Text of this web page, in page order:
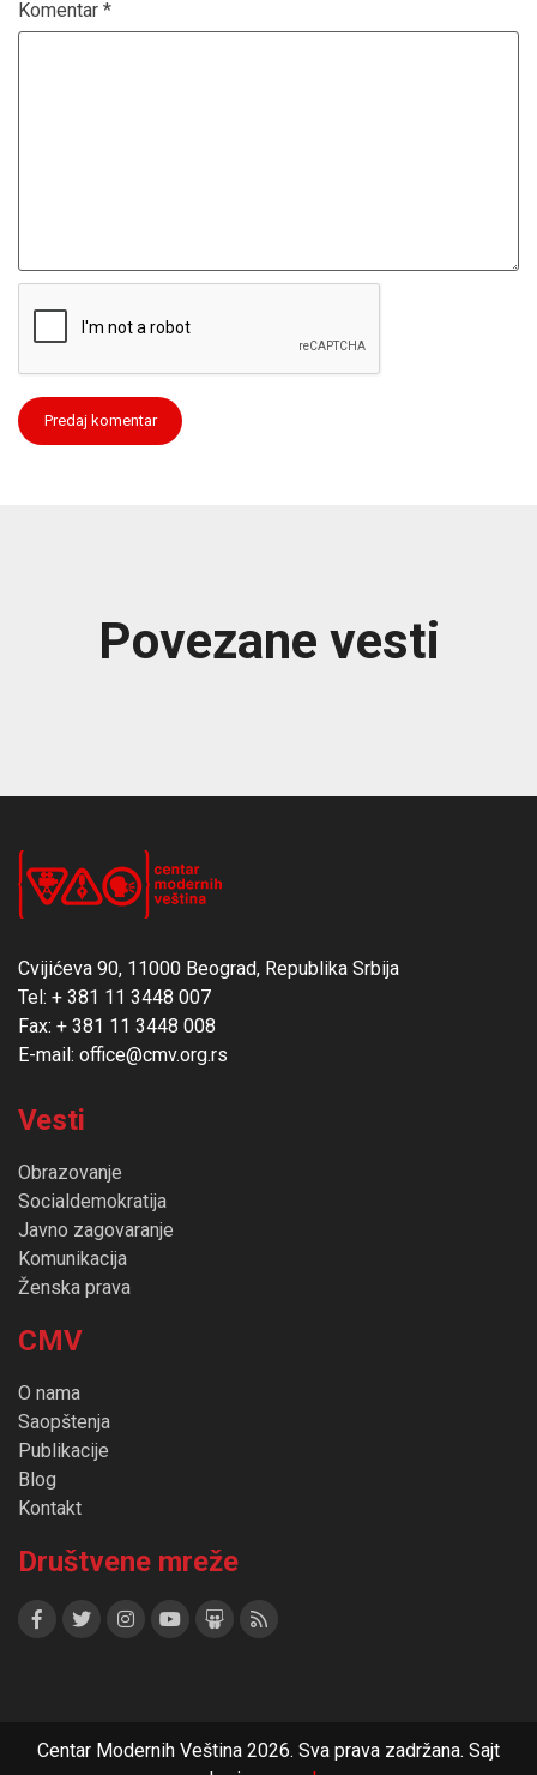
Komentar *
Povezane vesti
Cvijićeva 90, 11000 Beograd, Republika Srbija
Tel: + 381 11 3448 007
Fax: + 381 11 3448 008
E-mail: office@cmv.org.rs
Vesti
Obrazovanje
Socialdemokratija
Javno zagovaranje
Komunikacija
Ženska prava
CMV
O nama
Saopštenja
Publikacije
Blog
Kontakt
Društvene mreže
Centar Modernih Veština 2026. Sva prava zadržana. Sajt